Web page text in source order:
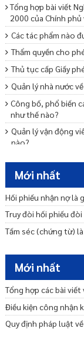
Tổng hợp bài viết
2000 của Chính
Các tác phẩm nào
Thẩm quyền cho
Thủ tục cấp Giấy
Quản lý nhà nước
Công bố, phổ biến
như thế nào?
Quản lý vận động
nào?
Quản lý tổ chức
Đội thể thao quốc
Phát triển thể thao
Quản lý, phối hợp
nghiệp là gì?
Mới nhất
Hối phiếu nhận nợ là
Truy đòi hối phiếu đòi
Tấm séc (chứng từ)
Mới nhất
Tổng hợp các bài
Điều kiện công nhận
Quy định pháp luật